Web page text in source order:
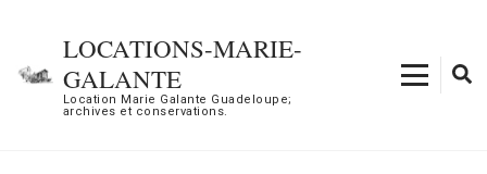
contenu
LOCATIONS-MARIE-
GALANTE
Location Marie Galante Guadeloupe;
archives et conservations.